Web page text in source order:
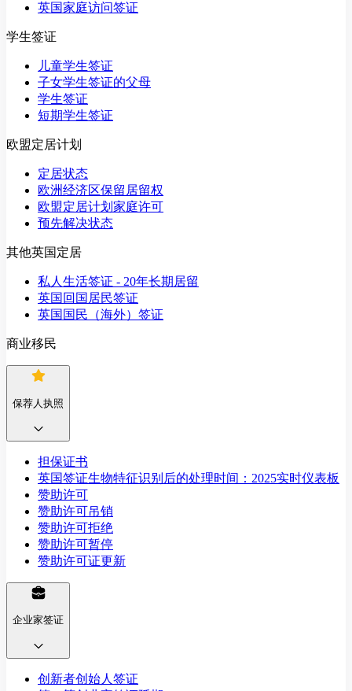
英国家庭访问签证
学生签证
儿童学生签证
子女学生签证的父母
学生签证
短期学生签证
欧盟定居计划
定居状态
欧洲经济区保留居留权
欧盟定居计划家庭许可
预先解决状态
其他英国定居
私人生活签证 - 20年长期居留
英国回国居民签证
英国国民（海外）签证
商业移民
保荐人执照
担保证书
英国签证生物特征识别后的处理时间：2025实时仪表板
赞助许可
赞助许可吊销
赞助许可拒绝
赞助许可暂停
赞助许可证更新
企业家签证
创新者创始人签证